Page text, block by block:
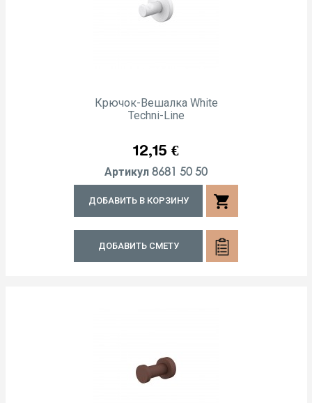
Крючок-Вешалка White
Techni-Line
Цена
12,15 €
Артикул 8681 50 50
ДОБАВИТЬ В КОРЗИНУ shopping_cart
ДОБАВИТЬ СМЕТУ